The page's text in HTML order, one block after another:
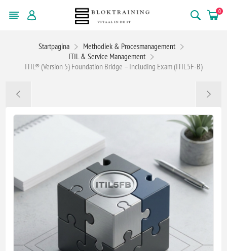
0
Startpagina
Methodiek & Procesmanagement
ITIL & Service Management
ITIL® (Version 5) Foundation Bridge – Including Exam (ITIL5F-B)